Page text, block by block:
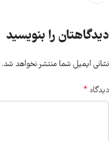
دیدگاهتان را بنویسید
نشانی ایمیل شما منتشر نخواهد شد.
دیدگاه *